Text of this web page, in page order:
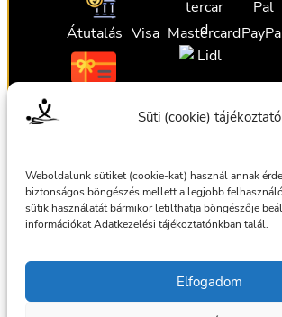
Süti (cookie) tájékoztató
Weboldalunk sütiket (cookie-kat) használ annak
biztonságos böngészés mellett a legjobb
sütik használatát bármikor letilthatja böngészője
információkat Adatkezelési tájékoztatónkban talál.
Elfogadom
Átutalás Visa Mastercard
Ajándékutalvány
Ajándékutalvány
Általános szerződési
Adatkezelési